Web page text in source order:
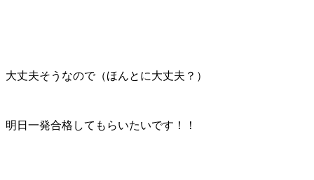
大丈夫そうなので（ほんとに大丈夫？）
明日一発合格してもらいたいです！！